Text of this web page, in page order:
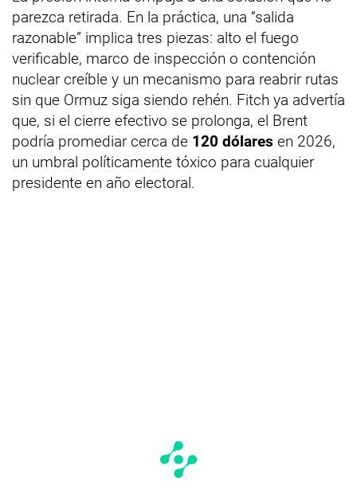
parezca retirada. En la práctica, una “salida
razonable” implica tres piezas: alto el fuego
verificable, marco de inspección o contención
nuclear creíble y un mecanismo para reabrir rutas
sin que Ormuz siga siendo rehén. Fitch ya advertía
que, si el cierre efectivo se prolonga, el Brent
podría promediar cerca de 120 dólares en 2026,
un umbral políticamente tóxico para cualquier
presidente en año electoral.